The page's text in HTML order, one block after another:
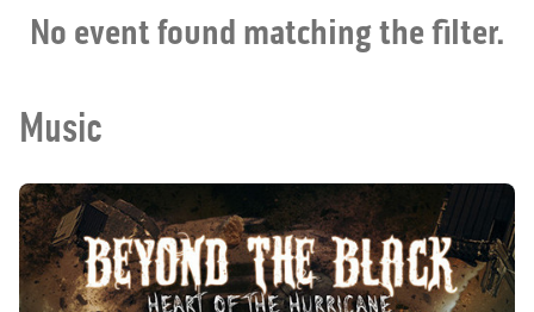
No event found matching the filter.
Music